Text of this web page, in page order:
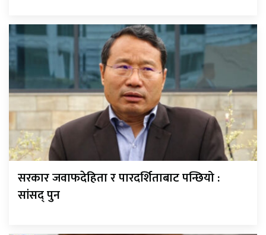
सरकार जवाफदेहिता र पारदर्शिताबाट पन्छियो :
सांसद् पुन